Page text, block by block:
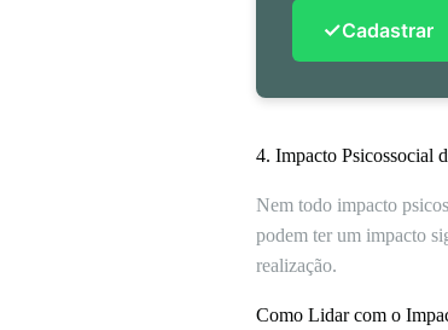
✓Cadastrar
4. Impacto Psicossocial
Nem todo impacto
podem ter um impacto
realização.
Como Lidar com o